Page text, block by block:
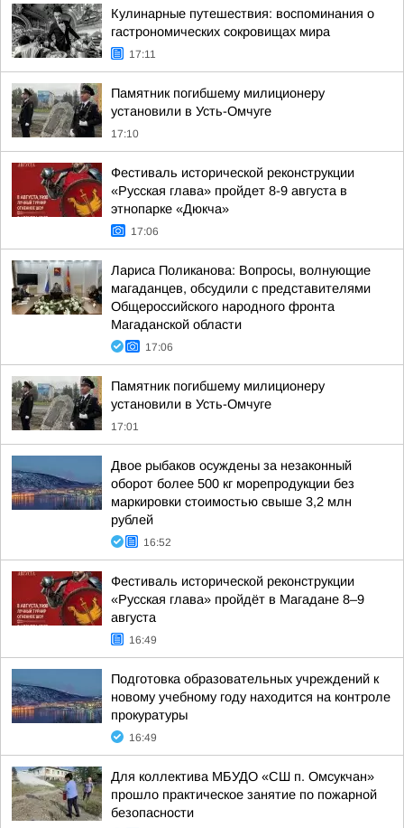
Кулинарные путешествия: воспоминания о
гастрономических сокровищах мира
17:11
Памятник погибшему милиционеру
установили в Усть-Омчуге
17:10
Фестиваль исторической реконструкции
«Русская глава» пройдет 8-9 августа в
этнопарке «Дюкча»
17:06
Лариса Поликанова: Вопросы, волнующие
магаданцев, обсудили с представителями
Общероссийского народного фронта
Магаданской области
17:06
Памятник погибшему милиционеру
установили в Усть-Омчуге
17:01
Двое рыбаков осуждены за незаконный
оборот более 500 кг морепродукции без
маркировки стоимостью свыше 3,2 млн
рублей
16:52
Фестиваль исторической реконструкции
«Русская глава» пройдёт в Магадане 8–9
августа
16:49
Подготовка образовательных учреждений к
новому учебному году находится на контроле
прокуратуры
16:49
Для коллектива МБУДО «СШ п. Омсукчан»
прошло практическое занятие по пожарной
безопасности